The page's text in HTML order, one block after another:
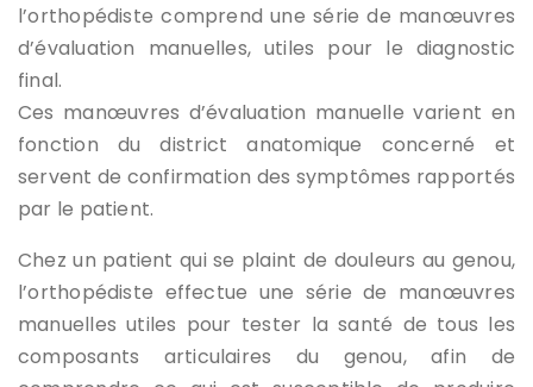
l’orthopédiste comprend une série de manœuvres
d’évaluation manuelles, utiles pour le diagnostic
final.
Ces manœuvres d’évaluation manuelle varient en
fonction du district anatomique concerné et
servent de confirmation des symptômes rapportés
par le patient.
Chez un patient qui se plaint de douleurs au genou,
l’orthopédiste effectue une série de manœuvres
manuelles utiles pour tester la santé de tous les
composants articulaires du genou, afin de